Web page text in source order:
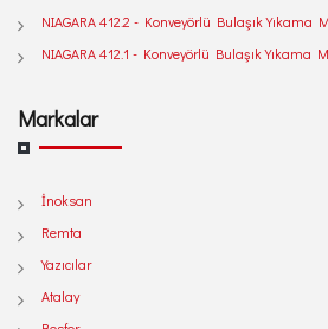
NIAGARA 412.2 - Konveyörlü Bulaşık Yıkama
NIAGARA 412.1 - Konveyörlü Bulaşık Yıkama
Markalar
İnoksan
Remta
Yazıcılar
Atalay